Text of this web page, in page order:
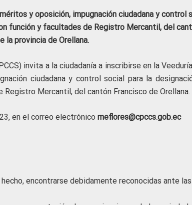
y oposición, impugnación ciudadana y control
función y facultades de Registro Mercantil, del
la provincia de Orellana.
invita a la ciudadanía a inscribirse en la
ciudadana y control social para la
Mercantil, del cantón Francisco de Orellana.
en el correo electrónico meflores@cpccs.gob.ec
encontrarse debidamente reconocidas ante las